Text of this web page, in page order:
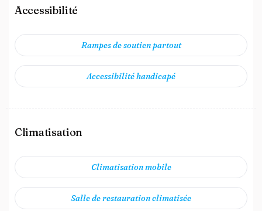
Accessibilité
Rampes de soutien partout
Accessibilité handicapé
Climatisation
Climatisation mobile
Salle de restauration climatisée